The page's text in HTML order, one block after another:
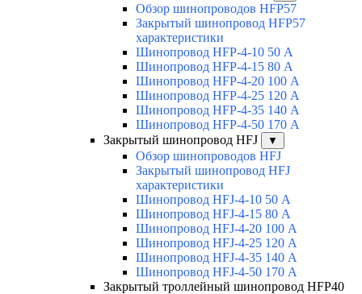
Обзор шинопроводов HFP57
Закрытый шинопровод HFP57
характеристики
Шинопровод HFP-4-10 50 А
Шинопровод HFP-4-15 80 А
Шинопровод HFP-4-20 100 А
Шинопровод HFP-4-25 120 А
Шинопровод HFP-4-35 140 А
Шинопровод HFP-4-50 170 А
Закрытый шинопровод HFJ
▼
Обзор шинопроводов HFJ
Закрытый шинопровод HFJ
характеристики
Шинопровод HFJ-4-10 50 А
Шинопровод HFJ-4-15 80 А
Шинопровод HFJ-4-20 100 А
Шинопровод HFJ-4-25 120 А
Шинопровод HFJ-4-35 140 А
Шинопровод HFJ-4-50 170 А
Закрытый троллейный шинопровод HFP40